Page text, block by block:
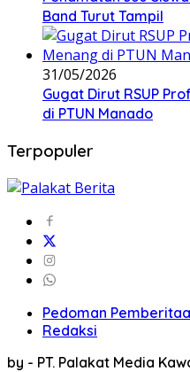
Band Turut Tampil
31/05/2026
Gugat Dirut RSUP
di PTUN Manado
Terpopuler
Pedoman
Redaksi
by - PT. Palakat Media